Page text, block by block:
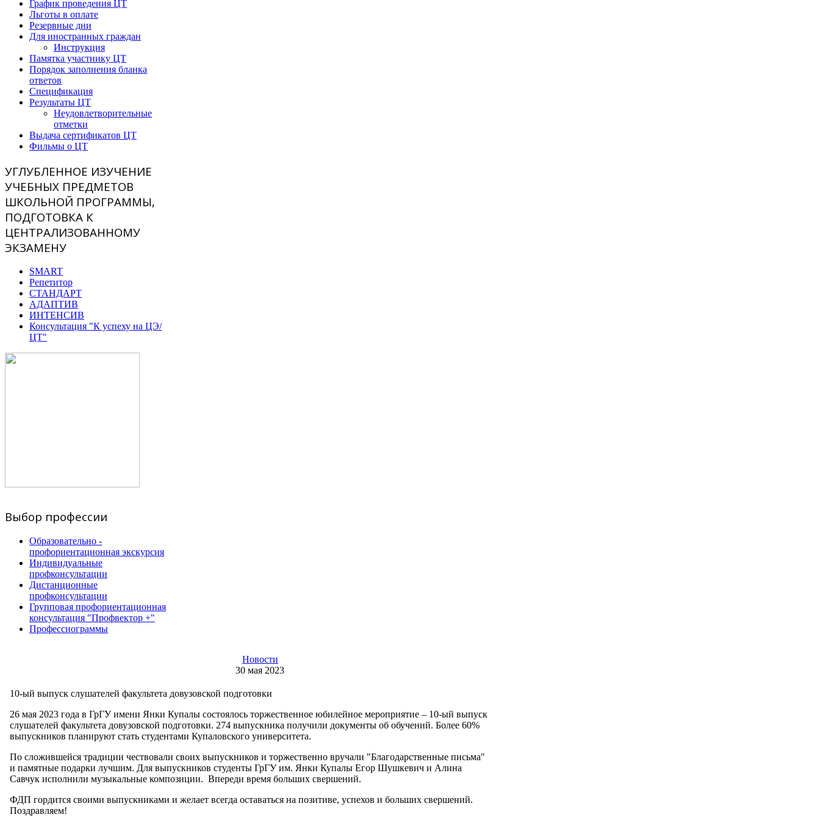
График проведения ЦТ
Льготы в оплате
Резервные дни
Для иностранных граждан
Инструкция
Памятка участнику ЦТ
Порядок заполнения бланка
ответов
Спецификация
Результаты ЦТ
Неудовлетворительные
отметки
Выдача сертификатов ЦТ
Фильмы о ЦТ
УГЛУБЛЕННОЕ ИЗУЧЕНИЕ
УЧЕБНЫХ ПРЕДМЕТОВ
ШКОЛЬНОЙ ПРОГРАММЫ,
ПОДГОТОВКА К
ЦЕНТРАЛИЗОВАННОМУ
ЭКЗАМЕНУ
SMART
Репетитор
СТАНДАРТ
АДАПТИВ
ИНТЕНСИВ
Консультация "К успеху на ЦЭ/
ЦТ"
Выбор профессии
Образовательно -
профориентационная экскурсия
Индивидуальные
профконсультации
Дистанционные
профконсультации
Групповая профориентационная
консультация "Профвектор +"
Профессиограммы
Новости
30 мая 2023
10-ый выпуск слушателей факультета довузовской подготовки
26 мая 2023 года в ГрГУ имени Янки Купалы состоялось торжественное юбилейное мероприятие – 10-ый выпуск
слушателей факультета довузовской подготовки. 274 выпускника получили документы об обучений. Более 60%
выпускников планируют стать студентами Купаловского университета.
По сложившейся традиции чествовали своих выпускников и торжественно вручали "Благодарственные письма"
и памятные подарки лучшим. Для выпускников студенты ГрГУ им. Янки Купалы Егор Шушкевич и Алина
Савчук исполнили музыкальные композиции. Впереди время больших свершений.
ФДП гордится своими выпускниками и желает всегда оставаться на позитиве, успехов и больших свершений.
Поздравляем!